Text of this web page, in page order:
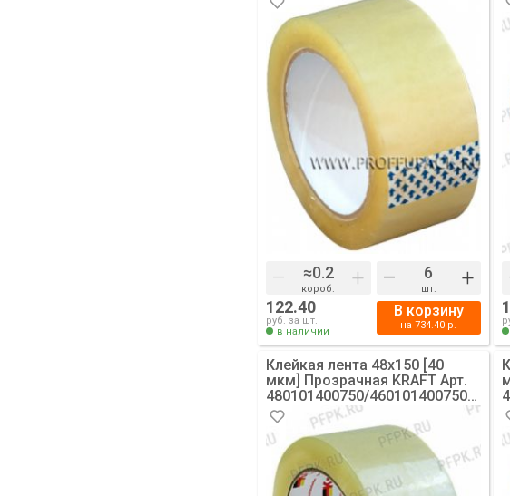
– короб. + – шт. +
122.40
руб. за шт.
в наличии
В корзину
на734.40 р.
Клейкая лента 48х150 [40
мкм] Прозрачная KRAFT Арт.
480101400750/460101400750
[6/36]